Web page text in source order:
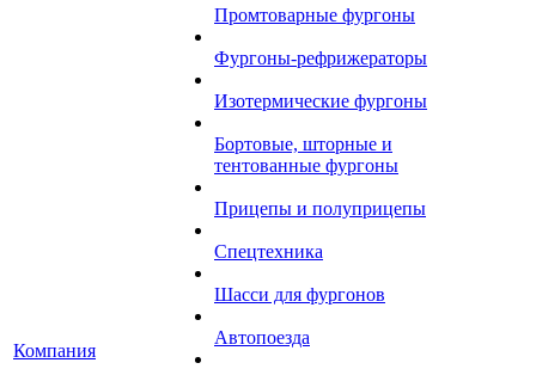
Компания
Промтоварные фургоны
Фургоны-рефрижераторы
Изотермические фургоны
Бортовые, шторные и
тентованные фургоны
Прицепы и полуприцепы
Спецтехника
Шасси для фургонов
Автопоезда